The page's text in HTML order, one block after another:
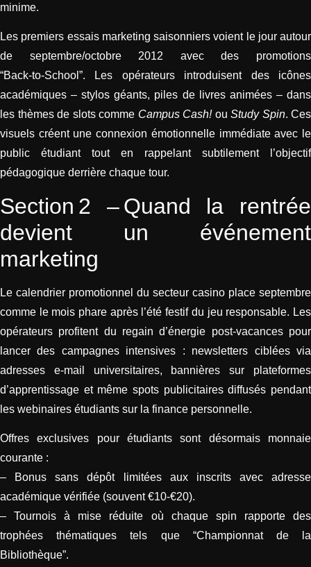
minime.
Les premiers essais marketing saisonniers voient le jour autour
de septembre/octobre 2012 avec des promotions
“Back‑to‑School”. Les opérateurs introduisent des icônes
académiques – stylos géants, piles de livres animées – dans
les thèmes de slots comme Campus Cash!ou Study Spin. Ces
visuels créent une connexion émotionnelle immédiate avec le
public étudiant tout en rappelant subtilement l’objectif
pédagogique derrière chaque tour.
Section 2 – Quand la rentrée
devient un événement
marketing
Le calendrier promotionnel du secteur casino place septembre
comme le mois phare après l’été festif du jeu responsable. Les
opérateurs profitent du regain d’énergie post‑vacances pour
lancer des campagnes intensives : newsletters ciblées via
adresses e‑mail universitaires, bannières sur plateformes
d’apprentissage et même spots publicitaires diffusés pendant
les webinaires étudiants sur la finance personnelle.
Offres exclusives pour étudiants sont désormais monnaie
courante :
– Bonus sans dépôt limitées aux inscrits avec adresse
académique vérifiée (souvent €10‑€20).
– Tournois à mise réduite où chaque spin rapporte des
trophées thématiques tels que “Championnat de la
Bibliothèque”.